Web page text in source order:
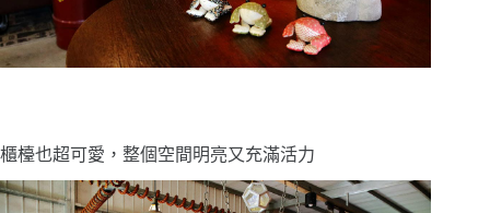
櫃檯也超可愛，整個空間明亮又充滿活力